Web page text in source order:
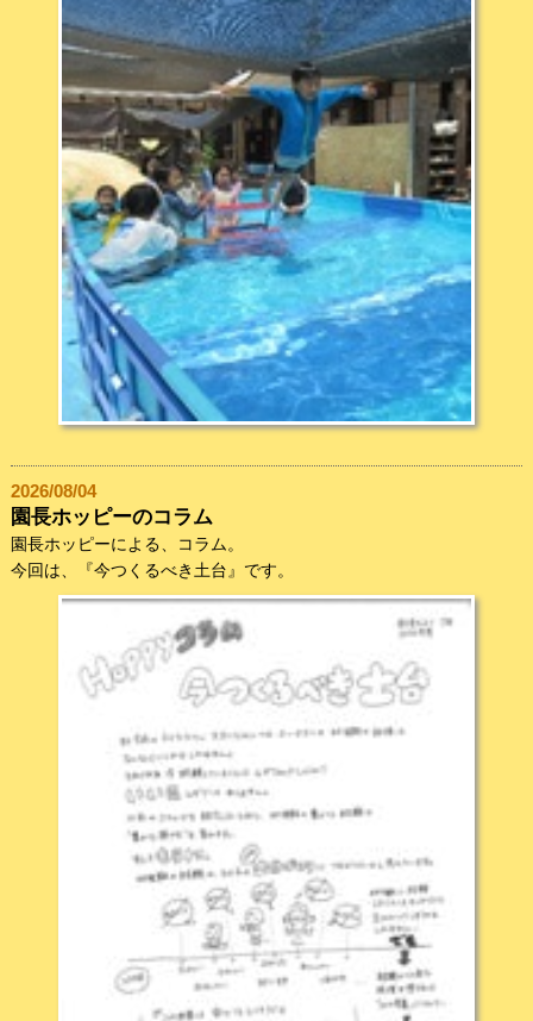
2026/08/04
園長ホッピーのコラム
園長ホッピーによる、コラム。
今回は、『今つくるべき土台』です。